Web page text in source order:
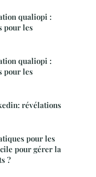
qualiopi :
pour les
qualiopi :
pour les
révélations
pour les
pour gérer la
?